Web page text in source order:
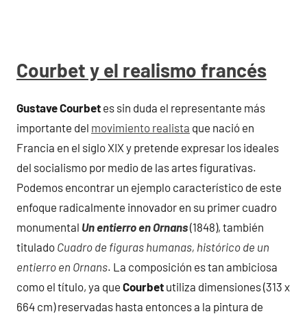
Courbet y el realismo francés
Gustave Courbet es sin duda el representante más
importante del movimiento realista que nació en
Francia en el siglo XIX y pretende expresar los ideales
del socialismo por medio de las artes figurativas.
Podemos encontrar un ejemplo característico de este
enfoque radicalmente innovador en su primer cuadro
monumental Un entierro en Ornans(1848), también
titulado Cuadro de figuras humanas, histórico de un
entierro en Ornans. La composición es tan ambiciosa
como el título, ya que Courbet utiliza dimensiones (313 x
664 cm) reservadas hasta entonces a la pintura de